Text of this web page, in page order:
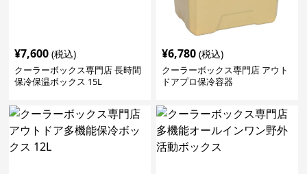
¥7,600 (税込)
クーラーボックス専門店 長時間
保冷保温ボックス 15L
¥6,780 (税込)
クーラーボックス専門店 アウト
ドアプロ保冷容器